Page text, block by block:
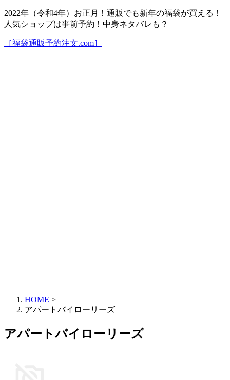
2022年（令和4年）お正月！通販でも新年の福袋が買える！
人気ショップは事前予約！中身ネタバレも？
［福袋通販予約注文.com］
HOME >
アパートバイローリーズ
アパートバイローリーズ